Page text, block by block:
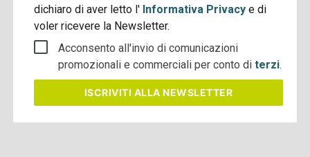
dichiaro di aver letto l' Informativa Privacye di
voler ricevere la Newsletter.
Acconsento all'invio di comunicazioni
promozionali e commerciali per conto diterzi.
ISCRIVITI ALLA NEWSLETTER